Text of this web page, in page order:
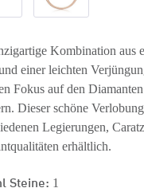
Kombination aus
einer leichten
Fokus auf den
Dieser schöne
Legierungen,
erhältlich.
Steine: 1